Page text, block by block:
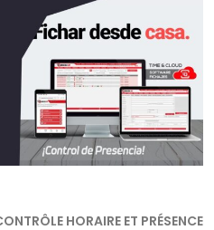
HORAIRE ET PRÉSENCE